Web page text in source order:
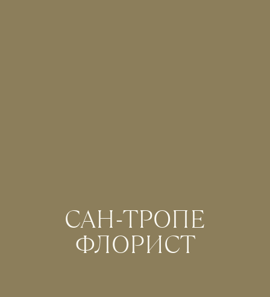
САН-ТРОПЕ
ФЛОРИСТ